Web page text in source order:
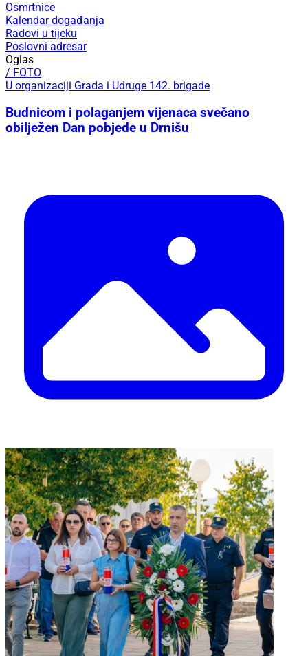
Osmrtnice
Kalendar događanja
Radovi u tijeku
Poslovni adresar
Oglas
/ FOTO
U organizaciji Grada i Udruge 142. brigade
Budnicom i polaganjem vijenaca svečano
obilježen Dan pobjede u Drnišu